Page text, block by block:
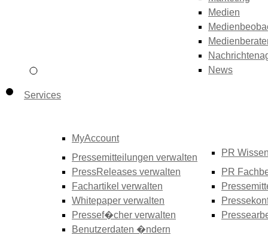
Medien
News
Services
MyAccount
Pressemitteilungen verwalten
PressReleases verwalten
Fachartikel verwalten
Whitepaper verwalten
Pressef�cher verwalten
Benutzerdaten �ndern
PR
PR